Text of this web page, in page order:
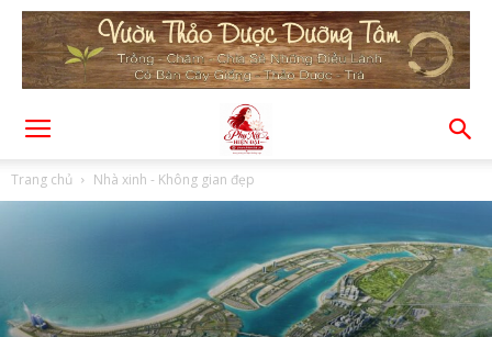
Trang chủ Nhà xinh - Không gian đẹp